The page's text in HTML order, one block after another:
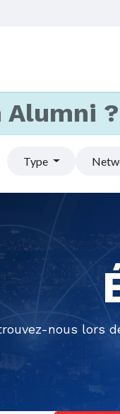
Alumni ?
Type
nous lors